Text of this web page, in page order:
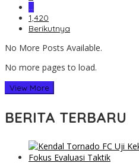
…
1,420
Berikutnya
No More Posts Available.
No more pages to load.
View More
BERITA TERBARU